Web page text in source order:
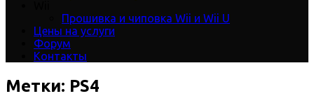
Прошивка и чиповка Wii и Wii U
Цены на услуги
Форум
Контакты
Метки: PS4